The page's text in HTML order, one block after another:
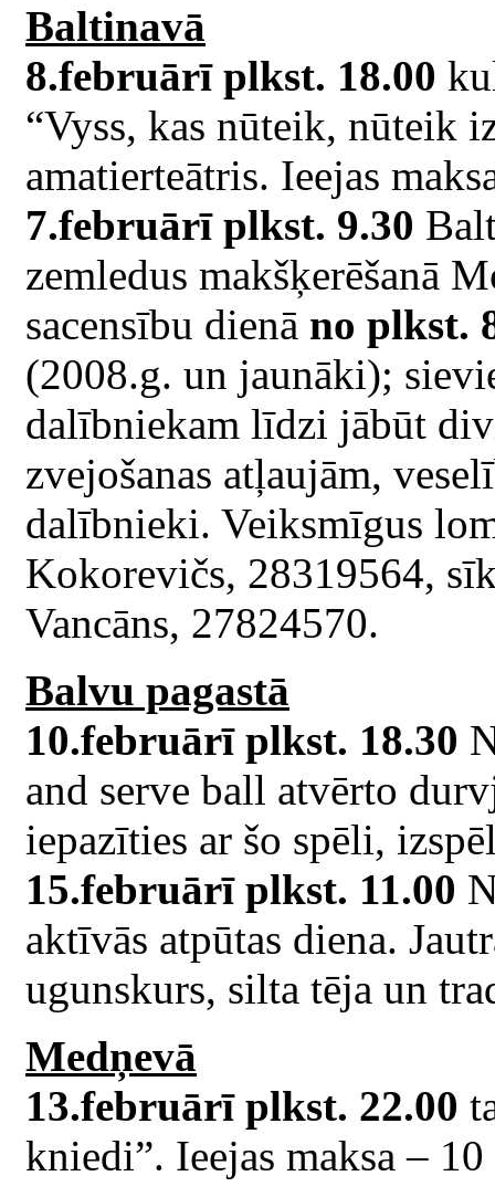
Baltinavā
8.februārī plkst. 18.00
“Vyss, kas nūteik, nūteik
amatierteātris. Ieejas
7.februārī plkst. 9.30
zemledus makšķerēšanā
sacensību dienā no plkst.
(2008.g. un jaunāki);
dalībniekam līdzi jābūt
zvejošanas atļaujām,
dalībnieki. Veiksmīgus
Kokorevičs, 28319564,
Vancāns, 27824570.
Balvu pagastā
10.februārī plkst. 18.30
and serve ball atvērto
iepazīties ar šo spēli,
15.februārī plkst. 11.00
aktīvās atpūtas diena.
ugunskurs, silta tēja un
Medņevā
13.februārī plkst. 22.00
kniedi”. Ieejas maksa –